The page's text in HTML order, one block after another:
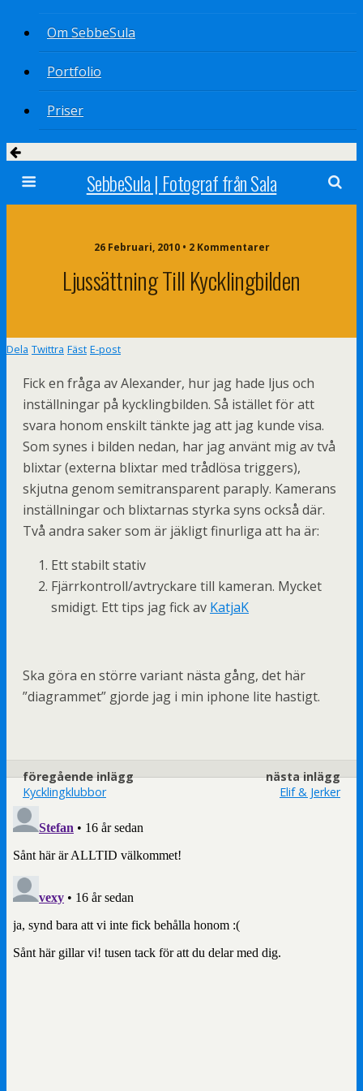
Om SebbeSula
Portfolio
Priser
SebbeSula | Fotograf från Sala
26 Februari, 2010 • 2 Kommentarer
Ljussättning Till Kycklingbilden
Dela Twittra Fäst E-post
Fick en fråga av Alexander, hur jag hade ljus och
inställningar på kycklingbilden. Så istället för att
svara honom enskilt tänkte jag att jag kunde visa.
Som synes i bilden nedan, har jag använt mig av två
blixtar (externa blixtar med trådlösa triggers),
skjutna genom semitransparent paraply. Kamerans
inställningar och blixtarnas styrka syns också där.
Två andra saker som är jäkligt finurliga att ha är:
Ett stabilt stativ
Fjärrkontroll/avtryckare till kameran. Mycket
smidigt. Ett tips jag fick av KatjaK
Ska göra en större variant nästa gång, det här
”diagrammet” gjorde jag i min iphone lite hastigt.
föregående inlägg
Kycklingklubbor
nästa inlägg
Elif & Jerker